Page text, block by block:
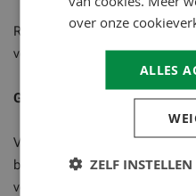
Restanten beits en
voorschriften.
Gezondheidsadvies:
Vermijd onnodig contact;
beschermingsmiddelen. Niet
verblijfsruimtes. Lees vooraf
over onze
ALLES
ZELF INSTELLEN